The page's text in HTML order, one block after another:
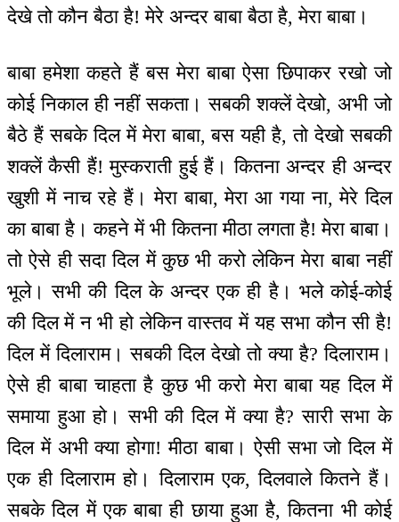
देखे तो कौन बैठा है! मेरे अन्दर बाबा बैठा है, मेरा बाबा।
बाबा हमेशा कहते हैं बस मेरा बाबा ऐसा छिपाकर रखो जो
कोई निकाल ही नहीं सकता। सबकी शक्लें देखो, अभी जो
बैठे हैं सबके दिल में मेरा बाबा, बस यही है, तो देखो सबकी
शक्लें कैसी हैं! मुस्कराती हुई हैं। कितना अन्दर ही अन्दर
खुशी में नाच रहे हैं। मेरा बाबा, मेरा आ गया ना, मेरे दिल
का बाबा है। कहने में भी कितना मीठा लगता है! मेरा बाबा।
तो ऐसे ही सदा दिल में कुछ भी करो लेकिन मेरा बाबा नहीं
भूले। सभी की दिल के अन्दर एक ही है। भले कोई-कोई
की दिल में न भी हो लेकिन वास्तव में यह सभा कौन सी है!
दिल में दिलाराम। सबकी दिल देखो तो क्या है? दिलाराम।
ऐसे ही बाबा चाहता है कुछ भी करो मेरा बाबा यह दिल में
समाया हुआ हो। सभी की दिल में क्या है? सारी सभा के
दिल में अभी क्या होगा! मीठा बाबा। ऐसी सभा जो दिल में
एक ही दिलाराम हो। दिलाराम एक, दिलवाले कितने हैं।
सबके दिल में एक बाबा ही छाया हुआ है, कितना भी कोई